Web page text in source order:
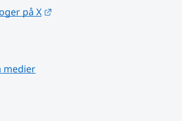
på X
medier